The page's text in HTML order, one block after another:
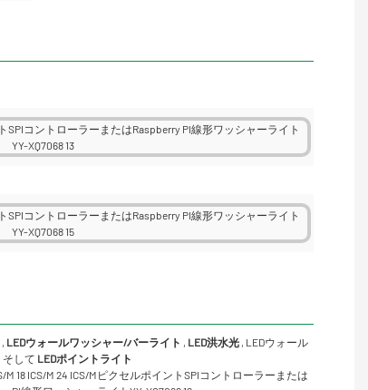
LEDウォールワッシャー/バーライト LED洪水光 LEDウォール
そして LEDポイントライト